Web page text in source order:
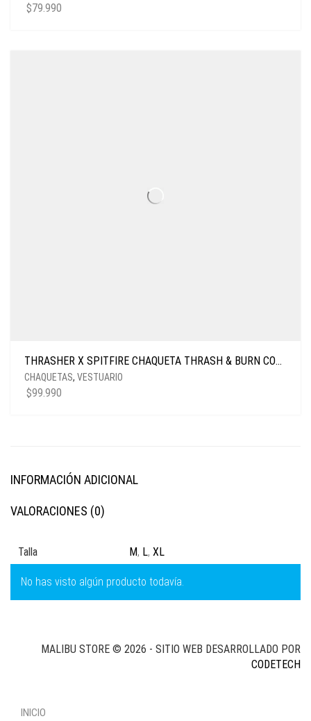
$79.990
THRASHER X SPITFIRE CHAQUETA THRASH & BURN COACH BLACK
CHAQUETAS, VESTUARIO
$99.990
INFORMACIÓN ADICIONAL
VALORACIONES (0)
Talla M, L, XL
No has visto algún producto todavía.
INICIO
MALIBU STORE © 2026 - SITIO WEB DESARROLLADO POR
CODETECH